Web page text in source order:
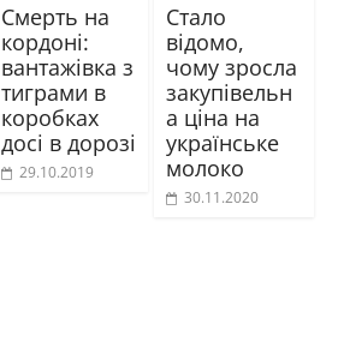
Смерть на
кордоні:
вантажівка з
тиграми в
коробках
досі в дорозі
29.10.2019
Стало
відомо,
чому зросла
закупівельн
а ціна на
українське
молоко
30.11.2020